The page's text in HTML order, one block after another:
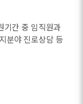
기간 중 임직원과
분야 진로상담 등